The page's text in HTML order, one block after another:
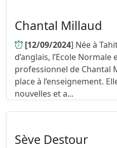
Chantal Millaud
[12/09/2024] Née à
d’anglais, l’Ecole Normale
professionnel de Chantal
place à l’enseignement.
nouvelles et a...
Sève Destour